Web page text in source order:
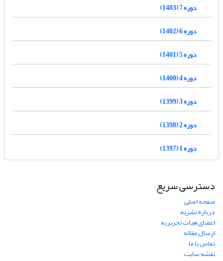
دوره 7 (1403)
دوره 6 (1402)
دوره 5 (1401)
دوره 4 (1400)
دوره 3 (1399)
دوره 2 (1398)
دوره 1 (1397)
دسترسی سریع
صفحه اصلی
درباره نشریه
اعضای هیات تحریریه
ارسال مقاله
تماس با ما
نقشه سایت